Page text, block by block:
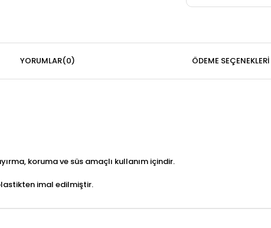
YORUMLAR(0) ÖDEME SEÇENEKLERI
koruma ve süs amaçlı kullanım içindir.
imal edilmiştir.